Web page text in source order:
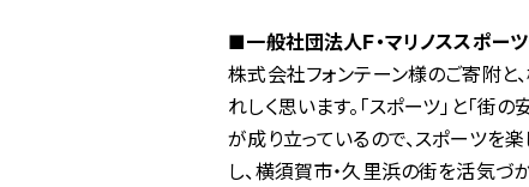
■一般社団法人F・マリノススポ
株式会社フォンテーン様のご寄附と
れしく思います。「スポーツ」と「街
が成り立っているので、スポーツを
し、横須賀市・久里浜の街を活気づ